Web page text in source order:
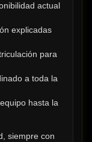
actual
explicadas
para
a toda la
hasta la
siempre con